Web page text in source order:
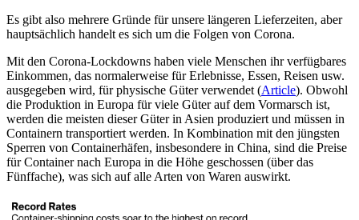
Es gibt also mehrere Gründe für unsere längeren Lieferzeiten, aber
hauptsächlich handelt es sich um die Folgen von Corona.
Mit den Corona-Lockdowns haben viele Menschen ihr verfügbares
Einkommen, das normalerweise für Erlebnisse, Essen, Reisen usw.
ausgegeben wird, für physische Güter verwendet (Article). Obwohl
die Produktion in Europa für viele Güter auf dem Vormarsch ist,
werden die meisten dieser Güter in Asien produziert und müssen in
Containern transportiert werden. In Kombination mit den jüngsten
Sperren von Containerhäfen, insbesondere in China, sind die Preise
für Container nach Europa in die Höhe geschossen (über das
Fünffache), was sich auf alle Arten von Waren auswirkt.